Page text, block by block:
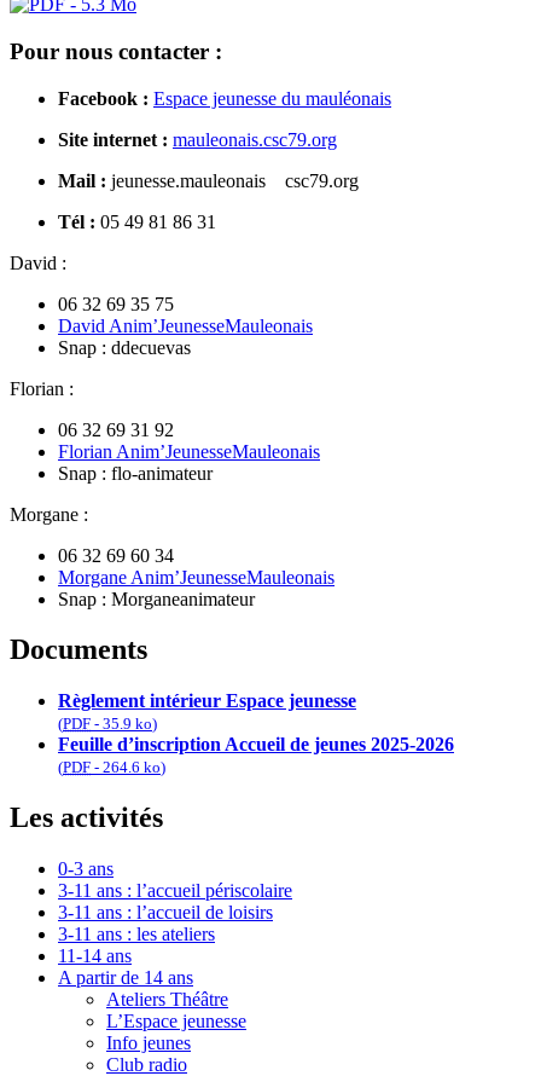
Pour nous contacter :
Facebook : Espace jeunesse du mauléonais
Site internet : mauleonais.csc79.org
Mail : jeunesse.mauleonais
csc79.org
Tél : 05 49 81 86 31
David :
06 32 69 35 75
David Anim’JeunesseMauleonais
Snap : ddecuevas
Florian :
06 32 69 31 92
Florian Anim’JeunesseMauleonais
Snap : flo-animateur
Morgane :
06 32 69 60 34
Morgane Anim’JeunesseMauleonais
Snap : Morganeanimateur
Documents
Règlement intérieur Espace jeunesse
(PDF - 35.9 ko)
Feuille d’inscription Accueil de jeunes 2025-2026
(PDF - 264.6 ko)
Les activités
0-3 ans
3-11 ans : l’accueil périscolaire
3-11 ans : l’accueil de loisirs
3-11 ans : les ateliers
11-14 ans
A partir de 14 ans
Ateliers Théâtre
L’Espace jeunesse
Info jeunes
Club radio